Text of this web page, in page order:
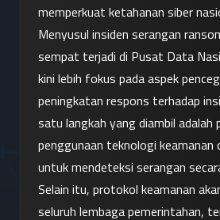
memperkuat ketahanan siber
Menyusul insiden serangan
sempat terjadi di Pusat Data
kini lebih fokus pada aspek
peningkatan respons terhadap
satu langkah yang diambil adalah
penggunaan teknologi keamanan
untuk mendeteksi serangan
Selain itu, protokol keamanan
seluruh lembaga pemerintahan,